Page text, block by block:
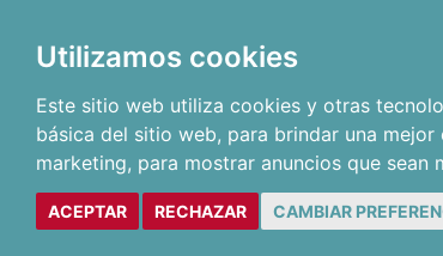
Utilizamos cookies
Este sitio web utiliza cookies y otras
básica del sitio web, para brindar una
marketing, para mostrar anuncios que sean
ACEPTAR RECHAZAR CAMBIAR